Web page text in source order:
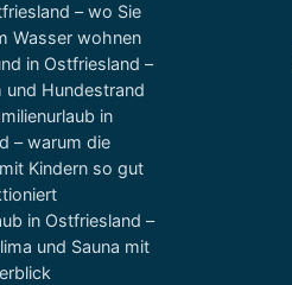
– wo Sie
Wasser wohnen
in Ostfriesland –
und Hundestrand
in
– warum die
Kindern so gut
in Ostfriesland –
und Sauna mit